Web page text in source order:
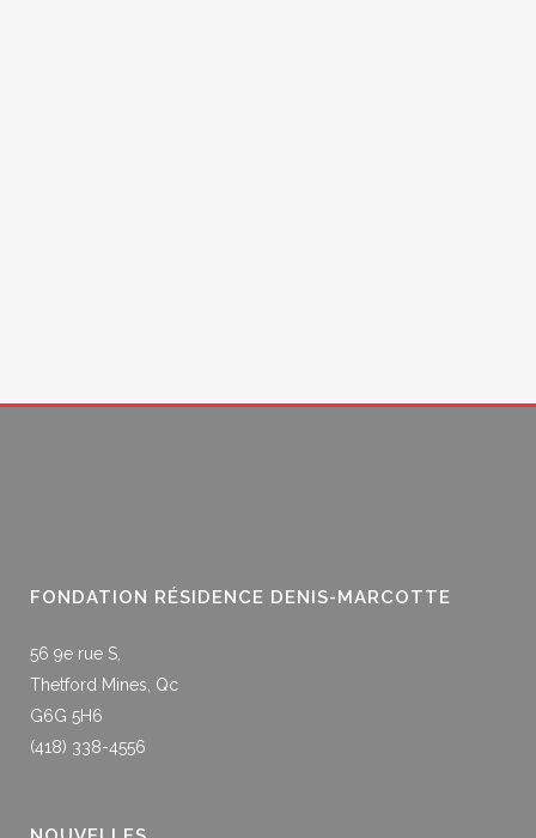
FONDATION RÉSIDENCE DENIS-MARCOTTE
56 9e rue S,
Thetford Mines, Qc
G6G 5H6
(418) 338-4556